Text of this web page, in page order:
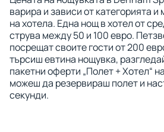
варира и зависи от категорията
на хотела. Една нощ в хотел от
струва между 50 и 100 евро.
посрещат своите гости от 200
търсиш евтина нощувка,
пакетни оферти „Полет + Хотел“
можеш да резервираш полет и
секунди.